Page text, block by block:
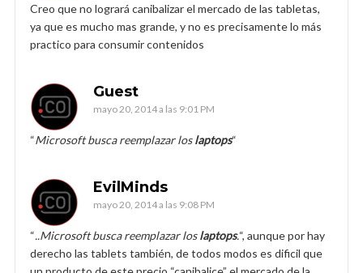
Creo que no logrará canibalizar el mercado de las tabletas,
ya que es mucho mas grande, y no es precisamente lo más
practico para consumir contenidos
Guest
mayo 20, 2014 a las 9:01 PM
“Microsoft busca reemplazar loslaptops“
EvilMinds
mayo 20, 2014 a las 9:08 PM
“..Microsoft busca reemplazar loslaptops.“, aunque por hay
derecho las tablets también, de todos modos es dificil que